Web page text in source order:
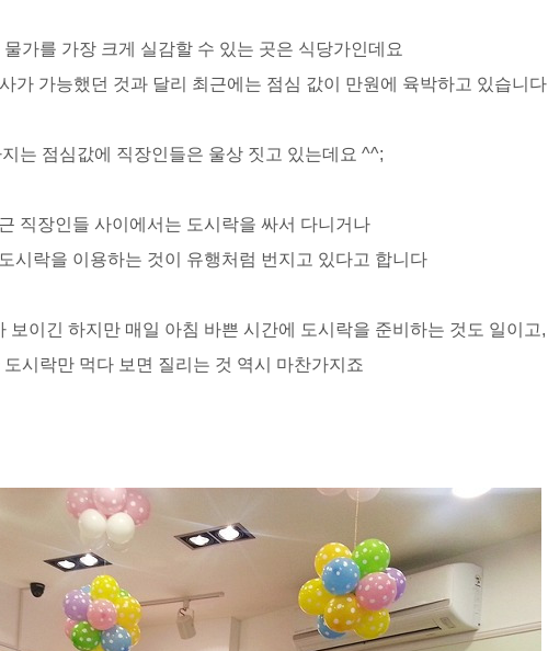
가를 가장 크게 실감할 수 있는 곳은 식당가인데요
가 가능했던 것과 달리 최근에는 점심 값이 만원에 육박하고 있습니다
는 점심값에 직장인들은 울상 짓고 있는데요 ^^;
직장인들 사이에서는 도시락을 싸서 다니거나
시락을 이용하는 것이 유행처럼 번지고 있다고 합니다
보이긴 하지만 매일 아침 바쁜 시간에 도시락을 준비하는 것도 일이고,
도시락만 먹다 보면 질리는 것 역시 마찬가지죠